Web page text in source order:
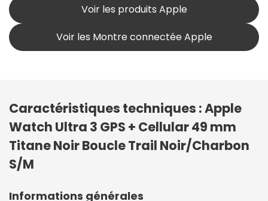
Voir les produits Apple
Voir les Montre connectée Apple
Caractéristiques techniques : Apple
Watch Ultra 3 GPS + Cellular 49 mm
Titane Noir Boucle Trail Noir/Charbon
S/M
Informations générales